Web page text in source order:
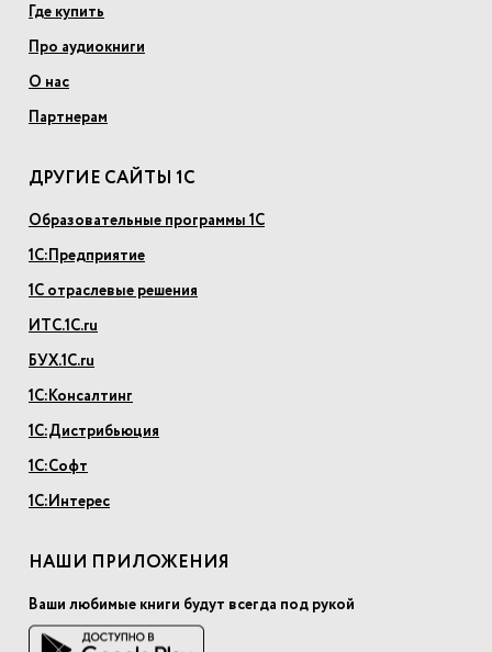
Где купить
Про аудиокниги
О нас
Партнерам
ДРУГИЕ САЙТЫ 1С
Образовательные программы 1С
1С:Предприятие
1С отраслевые решения
ИТС.1С.ru
БУХ.1С.ru
1С:Консалтинг
1С:Дистрибьюция
1С:Софт
1С:Интерес
НАШИ ПРИЛОЖЕНИЯ
Ваши любимые книги будут всегда под рукой